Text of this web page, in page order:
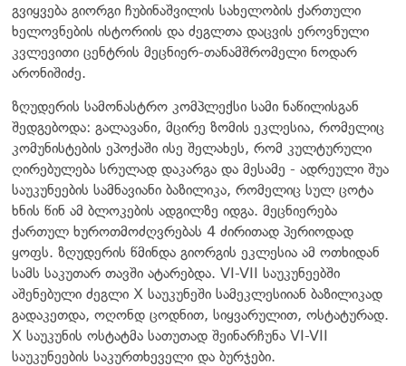
გვიყვება გიორგი ჩუბინაშვილის სახელობის ქართული
ხელოვნების ისტორიის და ძეგლთა დაცვის ეროვნული
კვლევითი ცენტრის მეცნიერ-თანამშრომელი ნოდარ
არონიშიძე.
ზღუდერის სამონასტრო კომპლექსი სამი ნაწილისგან
შედგებოდა: გალავანი, მცირე ზომის ეკლესია, რომელიც
კომუნისტების ეპოქაში ისე შელახეს, რომ კულტურული
ღირებულება სრულად დაკარგა და მესამე - ადრეული შუა
საუკუნეების სამნავიანი ბაზილიკა, რომელიც სულ ცოტა
ხნის წინ ამ ბლოკების ადგილზე იდგა. მეცნიერება
ქართულ ხუროთმოძღვრებას 4 ძირითად პერიოდად
ყოფს. ზღუდერის წმინდა გიორგის ეკლესია ამ ოთხიდან
სამს საკუთარ თავში ატარებდა. VI-VII საუკუნეებში
აშენებული ძეგლი X საუკუნეში სამეკლესიიან ბაზილიკად
გადაკეთდა, ოღონდ ცოდნით, სიყვარულით, ოსტატურად.
X საუკუნის ოსტატმა სათუთად შეინარჩუნა VI-VII
საუკუნეების საკურთხეველი და ბურჯები.